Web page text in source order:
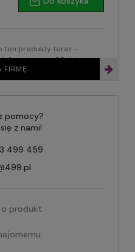
FIRMĘ
ten produkty teraz -
za niego za 30 dni
pomocy?
z nami!
499 459
produkt